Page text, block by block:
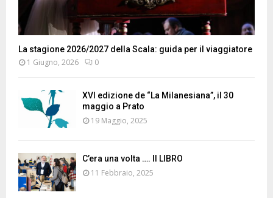
La stagione 2026/2027 della Scala: guida per il viaggiatore
1 Giugno, 2026 0
XVI edizione de “La Milanesiana”, il 30
maggio a Prato
19 Maggio, 2025
C’era una volta …. Il LIBRO
11 Febbraio, 2025